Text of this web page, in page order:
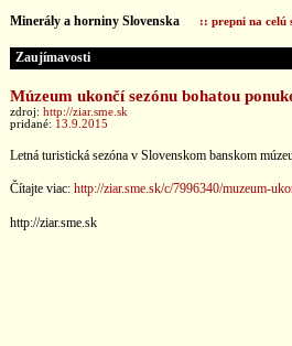
Minerály a horniny Slovenska :: prepni na celú
Zaujímavosti
Múzeum ukončí sezónu bohatou
zdroj: http://ziar.sme.sk
pridané: 13.9.2015
Letná turistická sezóna v Slovenskom banskom
Čítajte viac: http://ziar.sme.sk/c/7996340/muzeum-
http://ziar.sme.sk